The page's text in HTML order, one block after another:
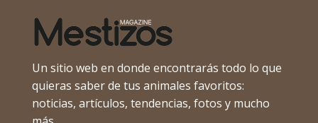
Un sitio web en donde encontrarás todo lo que
quieras saber de tus animales favoritos:
noticias, artículos, tendencias, fotos y mucho